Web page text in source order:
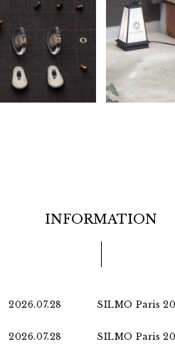
INFORMATION
2026.07.28 SILMO Paris
2026.07.28 SILMO Paris